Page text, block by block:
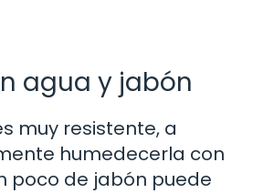
agua y jabón
muy resistente, a
humedecerla con
poco de jabón puede